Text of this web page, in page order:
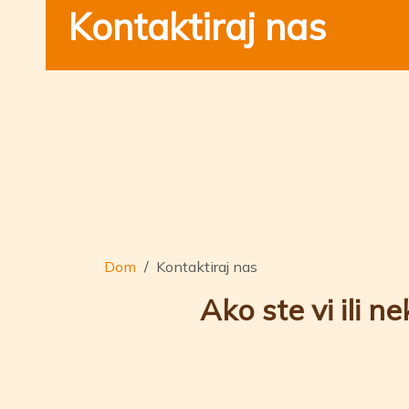
Kontaktiraj nas
Dom Kontaktiraj nas
Ako ste vi ili